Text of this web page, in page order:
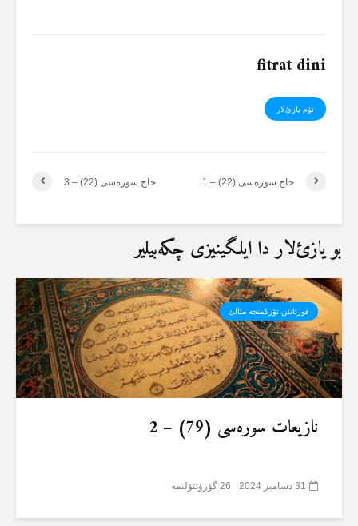
fitrat dini
تۆم یازئ‌لار
حاج سورەسی (22) – 3 حاج سورەسی (22) – 1
بو یازئ‌لار دا ایلگینیزی چکەبیلیر
قورئانئن تۆرکمنجە مئالئ
نازیعات سورەسی (79) – 2
31 دسامبر 2024 26 گؤرۆنتۆلنمە